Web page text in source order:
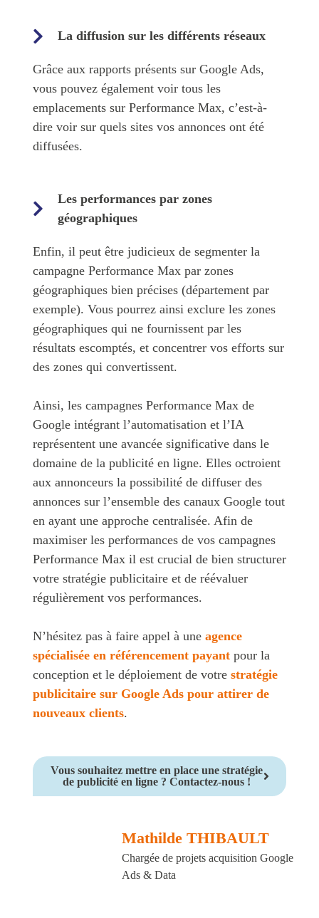
La diffusion sur les différents réseaux
Grâce aux rapports présents sur Google Ads,
vous pouvez également voir tous les
emplacements sur Performance Max, c’est-à-
dire voir sur quels sites vos annonces ont été
diffusées.
Les performances par zones
géographiques
Enfin, il peut être judicieux de segmenter la
campagne Performance Max par zones
géographiques bien précises (département par
exemple). Vous pourrez ainsi exclure les zones
géographiques qui ne fournissent par les
résultats escomptés, et concentrer vos efforts sur
des zones qui convertissent.
Ainsi, les campagnes Performance Max de
Google intégrant l’automatisation et l’IA
représentent une avancée significative dans le
domaine de la publicité en ligne. Elles octroient
aux annonceurs la possibilité de diffuser des
annonces sur l’ensemble des canaux Google tout
en ayant une approche centralisée. Afin de
maximiser les performances de vos campagnes
Performance Max il est crucial de bien structurer
votre stratégie publicitaire et de réévaluer
régulièrement vos performances.
N’hésitez pas à faire appel à une agence
spécialisée en référencement payant pour la
conception et le déploiement de votre stratégie
publicitaire sur Google Ads pour attirer de
nouveaux clients.
Vous souhaitez mettre en place une stratégie
de publicité en ligne ? Contactez-nous !
Mathilde THIBAULT
Chargée de projets acquisition Google
Ads & Data